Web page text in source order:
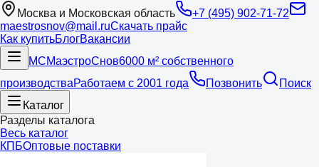
Москва и Московская область
+7 (495) 902-71-72
maestrosnov@mail.ruСкачать прайс
Как купитьБлогВакансии
МСМаэстроСнов6000 м² собственного
производстваРаботаем с 2001 года Позвонить
Поиск
Каталог
Разделы каталога
Весь каталог
КПБОптовые поставки